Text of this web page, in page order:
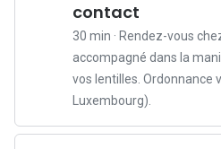
contact
30 min · Rendez-vous
accompagné dans la
vos lentilles. Ordonnance
Luxembourg).